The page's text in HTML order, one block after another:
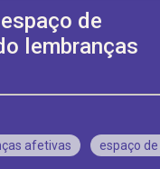
de
lembranças
afetivas espaço